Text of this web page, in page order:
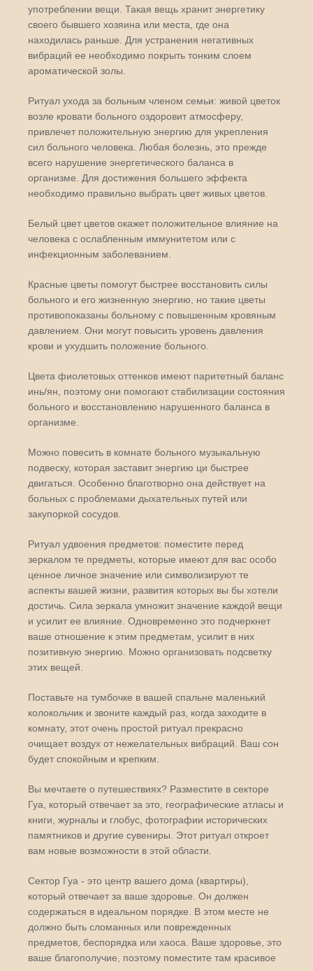
употреблении вещи. Такая вещь хранит энергетику
своего бывшего хозяина или места, где она
находилась раньше. Для устранения негативных
вибраций ее необходимо покрыть тонким слоем
ароматической золы.
Ритуал ухода за больным членом семьи: живой цветок
возле кровати больного оздоровит атмосферу,
привлечет положительную энергию для укрепления
сил больного человека. Любая болезнь, это прежде
всего нарушение энергетического баланса в
организме. Для достижения большего эффекта
необходимо правильно выбрать цвет живых цветов.
Белый цвет цветов окажет положительное влияние на
человека с ослабленным иммунитетом или с
инфекционным заболеванием.
Красные цветы помогут быстрее восстановить силы
больного и его жизненную энергию, но такие цветы
противопоказаны больному с повышенным кровяным
давлением. Они могут повысить уровень давления
крови и ухудшить положение больного.
Цвета фиолетовых оттенков имеют паритетный баланс
инь/ян, поэтому они помогают стабилизации состояния
больного и восстановлению нарушенного баланса в
организме.
Можно повесить в комнате больного музыкальную
подвеску, которая заставит энергию ци быстрее
двигаться. Особенно благотворно она действует на
больных с проблемами дыхательных путей или
закупоркой сосудов.
Ритуал удвоения предметов: поместите перед
зеркалом те предметы, которые имеют для вас особо
ценное личное значение или символизируют те
аспекты вашей жизни, развития которых вы бы хотели
достичь. Сила зеркала умножит значение каждой вещи
и усилит ее влияние. Одновременно это подчеркнет
ваше отношение к этим предметам, усилит в них
позитивную энергию. Можно организовать подсветку
этих вещей.
Поставьте на тумбочке в вашей спальне маленький
колокольчик и звоните каждый раз, когда заходите в
комнату, этот очень простой ритуал прекрасно
очищает воздух от нежелательных вибраций. Ваш сон
будет спокойным и крепким.
Вы мечтаете о путешествиях? Разместите в секторе
Гуа, который отвечает за это, географические атласы и
книги, журналы и глобус, фотографии исторических
памятников и другие сувениры. Этот ритуал откроет
вам новые возможности в этой области.
Сектор Гуа - это центр вашего дома (квартиры),
который отвечает за ваше здоровье. Он должен
содержаться в идеальном порядке. В этом месте не
должно быть сломанных или поврежденных
предметов, беспорядка или хаоса. Ваше здоровье, это
ваше благополучие, поэтому поместите там красивое